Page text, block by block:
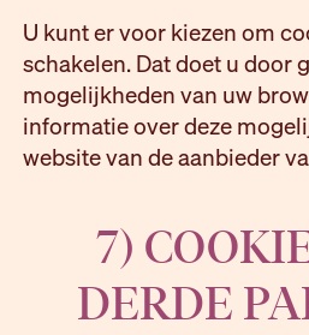
U kunt er voor kiezen om
schakelen. Dat doet u door
mogelijkheden van uw
informatie over deze
website van de aanbieder
7)
DERDE